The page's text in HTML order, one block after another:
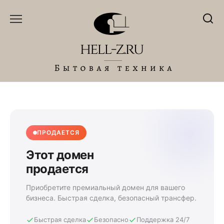
ПРОДАЕТСЯ
Этот домен
продается
Приобретите премиальный домен для вашего
бизнеса. Быстрая сделка, безопасный трансфер.
Быстрая сделка Безопасно Поддержка 24/7